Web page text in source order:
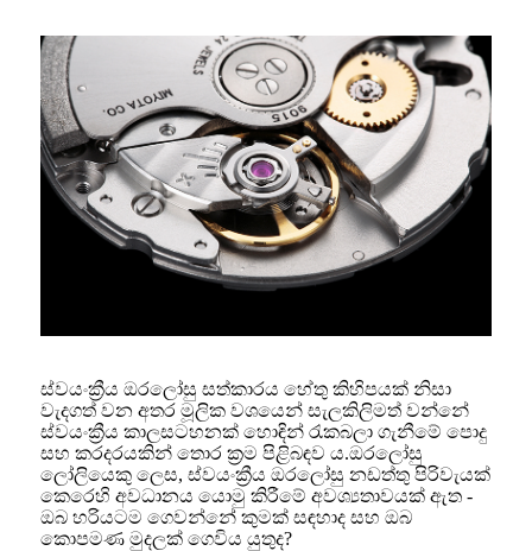
ස්වයංක්‍රීය ඔරලෝසු සත්කාරය හේතු කිහිපයක් නිසා
වැදගත් වන අතර මූලික වශයෙන් සැලකිලිමත් වන්නේ
ස්වයංක්‍රීය කාලසටහනක් හොඳින් රැකබලා ගැනීමේ පොදු
සහ කරදරයකින් තොර ක්‍රම පිළිබඳව ය.ඔරලෝසු
ලෝලියෙකු ලෙස, ස්වයංක්‍රීය ඔරලෝසු නඩත්තු පිරිවැයක්
කෙරෙහි අවධානය යොමු කිරීමේ අවශ්‍යතාවයක් ඇත -
ඔබ හරියටම ගෙවන්නේ කුමක් සඳහාද සහ ඔබ
කොපමණ මුදලක් ගෙවිය යුතුද?